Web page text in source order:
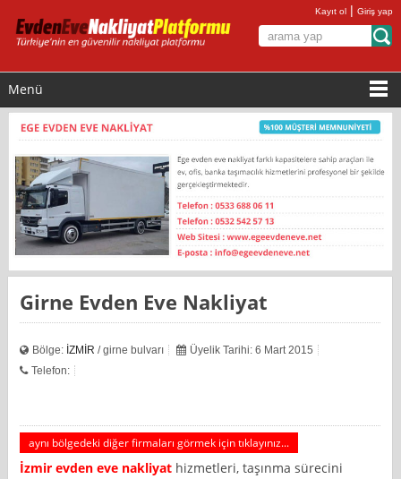
Kayıt ol |Giriş yap
Menü
Girne Evden Eve Nakliyat
Bölge: İZMİR / girne bulvarı
Üyelik Tarihi: 6 Mart 2015
Telefon:
aynı bölgedeki diğer firmaları görmek için tıklayınız...
İzmir evden eve nakliyat hizmetleri, taşınma sürecini